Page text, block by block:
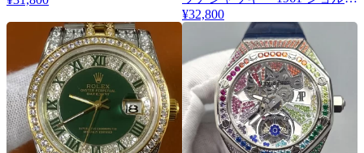
ーバッグ A002LF
¥32,800